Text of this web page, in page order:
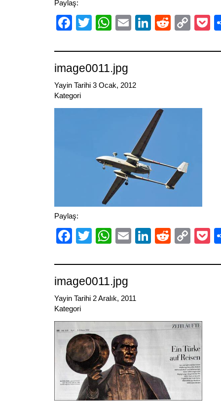
Paylaş:
Facebook
TwitterWhatsApp
EmailLinkedIn
Reddit
image0011.jpg
Yayin Tarihi 3 Ocak, 2012
Kategori
Paylaş:
Facebook
TwitterWhatsApp
EmailLinkedIn
Reddit
image0011.jpg
Yayin Tarihi 2 Aralık, 2011
Kategori